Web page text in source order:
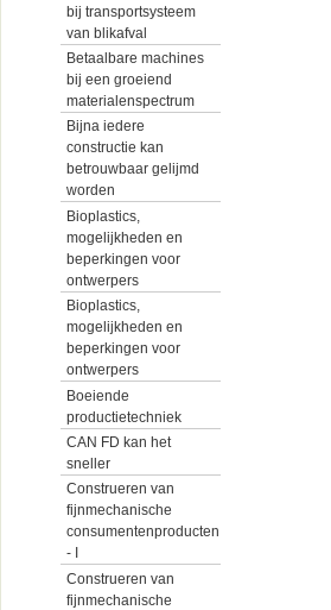
bij transportsysteem
van blikafval
Betaalbare machines
bij een groeiend
materialenspectrum
Bijna iedere
constructie kan
betrouwbaar gelijmd
worden
Bioplastics,
mogelijkheden en
beperkingen voor
ontwerpers
Bioplastics,
mogelijkheden en
beperkingen voor
ontwerpers
Boeiende
productietechniek
CAN FD kan het
sneller
Construeren van
fijnmechanische
consumentenproducten
- I
Construeren van
fijnmechanische